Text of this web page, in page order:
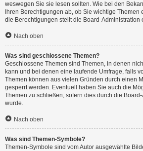
weswegen Sie sie lesen sollten. Wie bei den
Ihren Berechtigungen ab, ob Sie wichtige
die Berechtigungen stellt die Board-Administration
Nach oben
Was sind geschlossene Themen?
Geschlossene Themen sind Themen, in denen
kann und bei denen eine laufende Umfrage, falls
Themen können aus vielen Gründen durch einen
gesperrt werden. Eventuell haben Sie auch die
Themen zu schließen, sofern dies durch die
wurde.
Nach oben
Was sind Themen-Symbole?
Themen-Symbole sind vom Autor ausgewählte